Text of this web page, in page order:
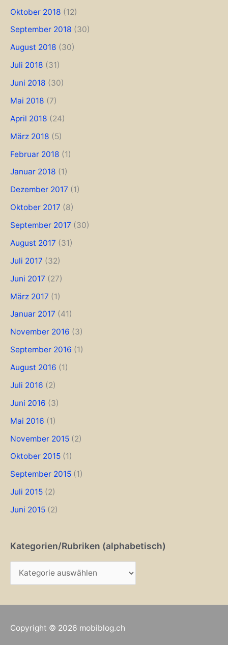
Oktober 2018 (12)
September 2018 (30)
August 2018 (30)
Juli 2018 (31)
Juni 2018 (30)
Mai 2018 (7)
April 2018 (24)
März 2018 (5)
Februar 2018 (1)
Januar 2018 (1)
Dezember 2017 (1)
Oktober 2017 (8)
September 2017 (30)
August 2017 (31)
Juli 2017 (32)
Juni 2017 (27)
März 2017 (1)
Januar 2017 (41)
November 2016 (3)
September 2016 (1)
August 2016 (1)
Juli 2016 (2)
Juni 2016 (3)
Mai 2016 (1)
November 2015 (2)
Oktober 2015 (1)
September 2015 (1)
Juli 2015 (2)
Juni 2015 (2)
Kategorien/Rubriken (alphabetisch)
a
g
Copyright © 2026 mobiblog.ch